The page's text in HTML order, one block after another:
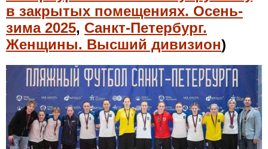
в закрытых помещениях. Осень-
зима 2025, Санкт-Петербург.
Женщины. Высший дивизион)